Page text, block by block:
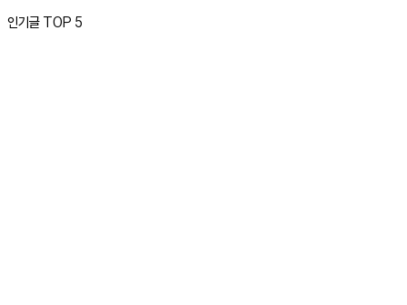
인기글 TOP 5